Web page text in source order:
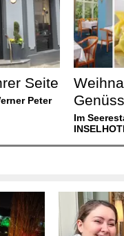
Seite
Peter
Im